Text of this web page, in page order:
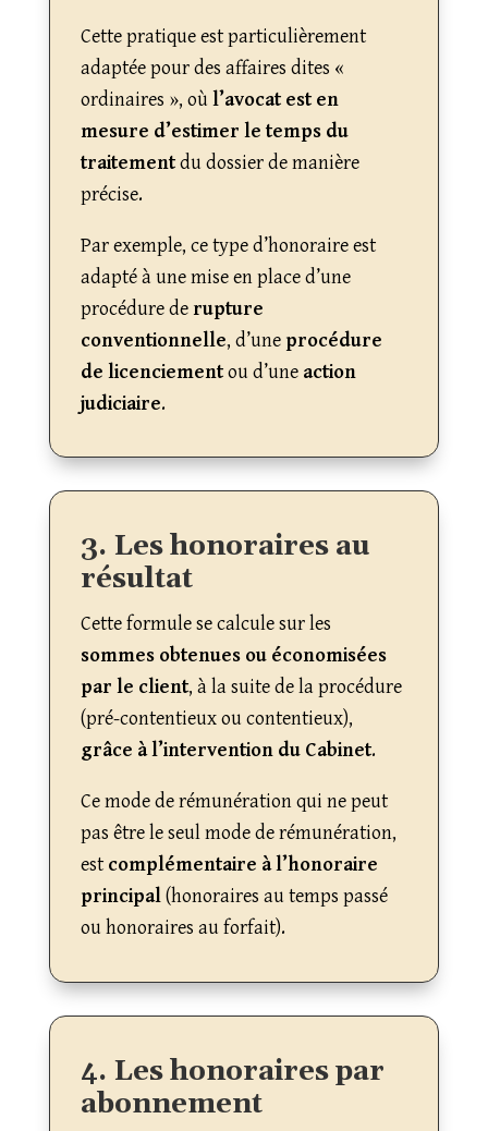
Cette pratique est particulièrement
adaptée pour des affaires dites «
ordinaires », oùl’avocat est en
mesure d’estimer le temps du
traitementdu dossier de manière
précise.
Par exemple, ce type d’honoraire est
adapté à une mise en place d’une
procédure derupture
conventionnelle, d’uneprocédure
de licenciementou d’uneaction
judiciaire.
3. Les honoraires au
résultat
Cette formule se calcule sur les
sommes obtenues ou économisées
par le client, à la suite de la procédure
(pré-contentieux ou contentieux),
grâce à l’intervention du Cabinet.
Ce mode de rémunération qui ne peut
pas être le seul mode de rémunération,
estcomplémentaire à l’honoraire
principal(honoraires au temps passé
ou honoraires au forfait).
4. Les honoraires par
abonnement